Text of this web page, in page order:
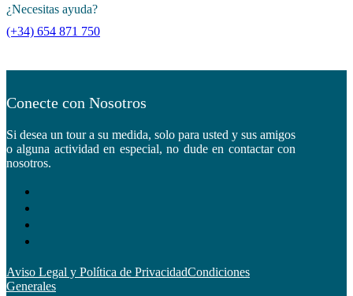
¿Necesitas ayuda?
(+34) 654 871 750
Conecte con Nosotros
Si desea un tour a su medida, solo para usted y sus amigos
o alguna actividad en especial, no dude en contactar con
nosotros.
Aviso Legal y Política de PrivacidadCondiciones
Generales